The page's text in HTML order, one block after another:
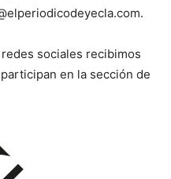
sociales recibimos
en la sección de